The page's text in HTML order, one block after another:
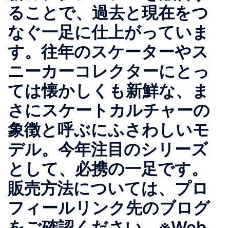
ることで、過去と現在をつ
なぐ一足に仕上がっていま
す。往年のスケーターやス
ニーカーコレクターにとっ
ては懐かしくも新鮮な、ま
さにスケートカルチャーの
象徴と呼ぶにふさわしいモ
デル。今年注目のシリーズ
として、必携の一足です。
販売方法については、プロ
フィールリンク先のブログ